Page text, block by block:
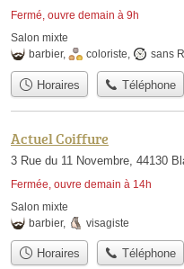
Fermé, ouvre demain à 9h
Salon mixte
barbier, coloriste, sans
Horaires Téléphone
Actuel Coiffure
3 Rue du 11 Novembre, 44130
Fermée, ouvre demain à 14h
Salon mixte
barbier, visagiste
Horaires Téléphone